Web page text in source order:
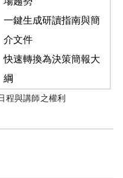
一鍵生成研讀指南與簡
介文件
快速轉換為決策簡報大
綱
程與講師之權利